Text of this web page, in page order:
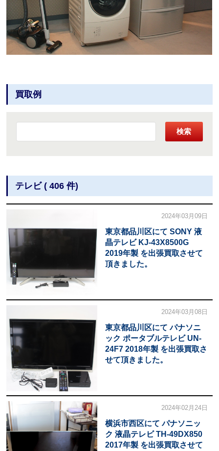
買取例
検索
テレビ ( 406 件)
2024年03月09日
東京都品川区にて SONY 液
晶テレビ KJ-43X8500G
2019年製 を出張買取させて
頂きました。
2024年03月08日
東京都品川区にて パナソニ
ック ポータブルテレビ UN-
24F7 2018年製 を出張買取さ
せて頂きました。
2024年02月24日
横浜市西区にて パナソニッ
ク 液晶テレビ TH-49DX850
2017年製 を出張買取させて